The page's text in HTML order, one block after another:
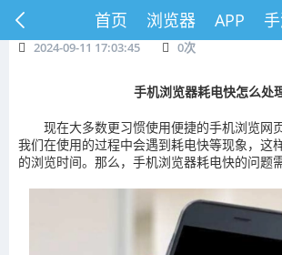
首页 浏览器 APP
2024-09-11 17:03:45 0次
手机浏览器耗电快怎么处
现在大多数更习惯使用便捷的手机浏览网
我们在使用的过程中会遇到耗电快等现象，这
的浏览时间。那么，‌手机浏览器耗电快的问题